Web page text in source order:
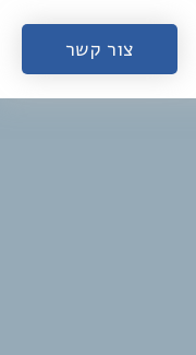
צור קשר